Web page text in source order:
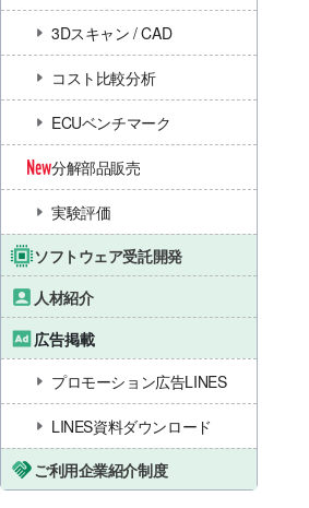
3Dスキャン / CAD
コスト比較分析
ECUベンチマーク
分解部品販売
実験評価
ソフトウェア受託開発
人材紹介
広告掲載
プロモーション広告LINES
LINES資料ダウンロード
ご利用企業紹介制度